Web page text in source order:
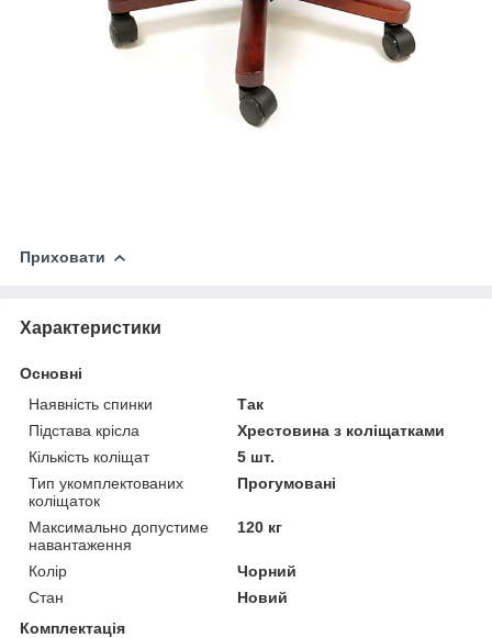
Приховати
Характеристики
Основні
Наявність спинки
Так
Підстава крісла
Хрестовина з коліщатками
Кількість коліщат
5 шт.
Тип укомплектованих
коліщаток
Прогумовані
Максимально допустиме
навантаження
120 кг
Колір
Чорний
Стан
Новий
Комплектація